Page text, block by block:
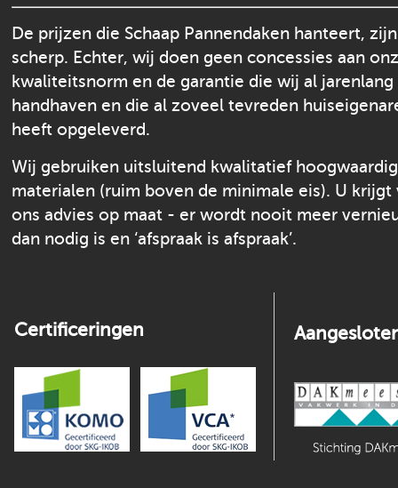
De prijzen die Schaap Pannendaken hanteert,
scherp. Echter, wij doen geen concessies aan
kwaliteitsnorm en de garantie die wij al jarenlang
handhaven en die al zoveel tevreden
heeft opgeleverd.
Wij gebruiken uitsluitend kwalitatief
materialen (ruim boven de minimale eis). U krijgt
ons advies op maat - er wordt nooit meer
dan nodig is en ‘afspraak is afspraak’.
Certificeringen